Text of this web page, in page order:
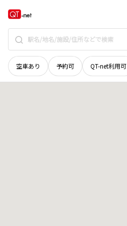
空車あり 予約可 QT-net利用可
石川県